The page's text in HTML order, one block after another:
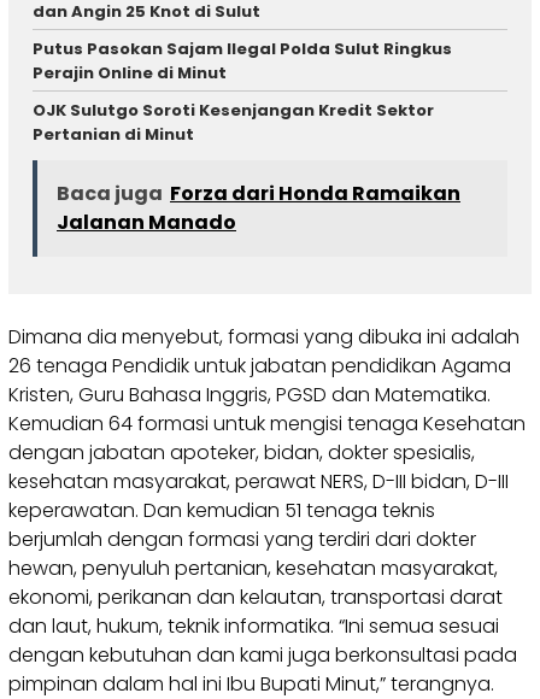
dan Angin 25 Knot di Sulut
Putus Pasokan Sajam Ilegal Polda Sulut Ringkus
Perajin Online di Minut
OJK Sulutgo Soroti Kesenjangan Kredit Sektor
Pertanian di Minut
Baca juga Forza dari Honda Ramaikan
Jalanan Manado
Dimana dia menyebut, formasi yang dibuka ini adalah
26 tenaga Pendidik untuk jabatan pendidikan Agama
Kristen, Guru Bahasa Inggris, PGSD dan Matematika.
Kemudian 64 formasi untuk mengisi tenaga Kesehatan
dengan jabatan apoteker, bidan, dokter spesialis,
kesehatan masyarakat, perawat NERS, D-III bidan, D-III
keperawatan. Dan kemudian 51 tenaga teknis
berjumlah dengan formasi yang terdiri dari dokter
hewan, penyuluh pertanian, kesehatan masyarakat,
ekonomi, perikanan dan kelautan, transportasi darat
dan laut, hukum, teknik informatika. “Ini semua sesuai
dengan kebutuhan dan kami juga berkonsultasi pada
pimpinan dalam hal ini Ibu Bupati Minut,” terangnya.